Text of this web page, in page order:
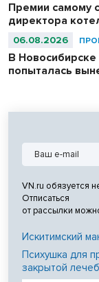
Премии самому
директора
06.08.2026
В
попыталась
VN.ru обязуется
Отписаться
от рассылки
Искитимский
Психушка для
закрытой